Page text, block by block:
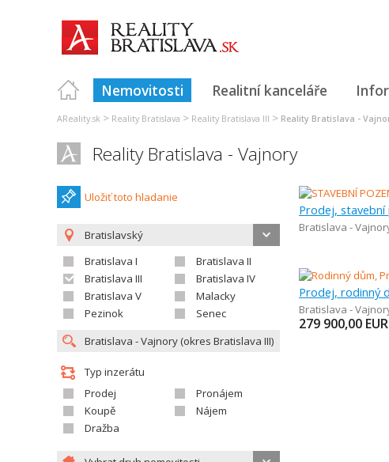
Nemovitosti Realitní kanceláře
AReality.sk > Reality Bratislava > Reality Bratislava III > Reality Bratislava -
Reality Bratislava - Vajnory
Uložiť toto hladanie
Bratislavský
Bratislava I
Bratislava II
Bratislava III
Bratislava IV
Bratislava V
Malacky
Pezinok
Senec
Typ inzerátu
Prodej
Pronájem
Koupě
Nájem
Dražba
Prodej, stavební
Bratislava -
Prodej, rodinný
Bratislava -
279 900,00 EUR